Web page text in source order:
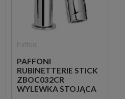
PAFFONI
RUBINETTERIE STICK
ZBOC032CR
WYLEWKA STOJĄCA